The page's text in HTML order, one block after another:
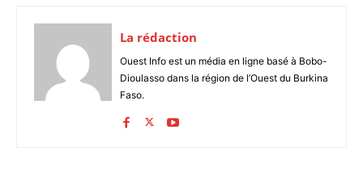
La rédaction
Ouest Info est un média en ligne basé à Bobo-
Dioulasso dans la région de l’Ouest du Burkina
Faso.